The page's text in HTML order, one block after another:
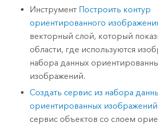
Инструмент Построить контур
ориентированного
векторный слой, который
области, где используются
набора данных
изображений.
Создать сервис из набора
ориентированных изображений
сервис объектов со слоем